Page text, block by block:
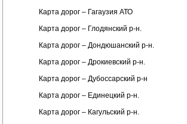
Карта дорог – Гагаузия АТО
Карта дорог – Глодянский р-н.
Карта дорог – Дондюшанский р-н.
Карта дорог – Дрокиевский р-н.
Карта дорог – Дубоссарский р-н
Карта дорог – Единецкий р-н.
Карта дорог – Кагульский р-н.